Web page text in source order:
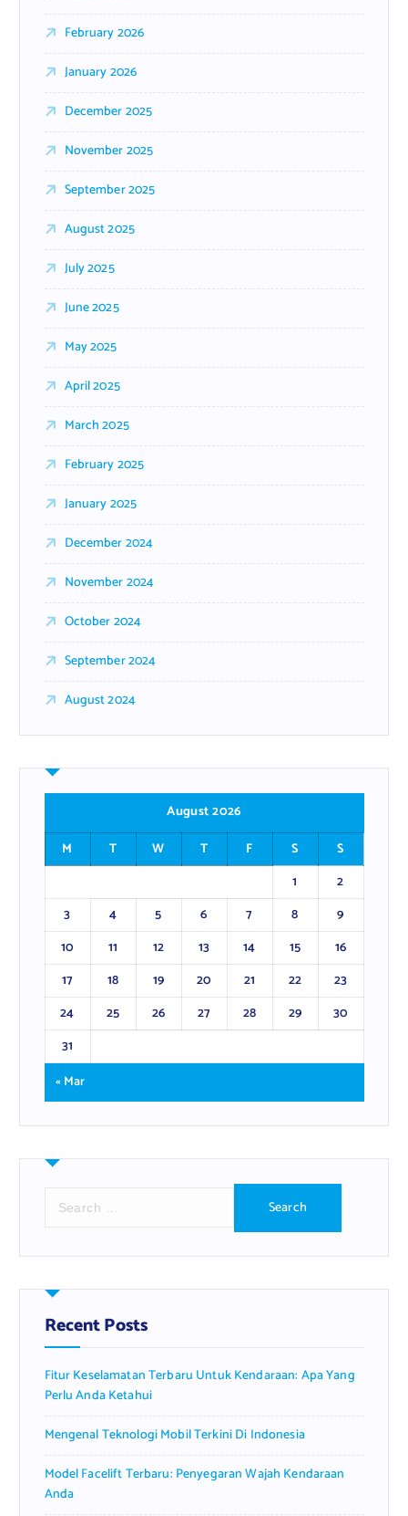
February 2026
January 2026
December 2025
November 2025
September 2025
August 2025
July 2025
June 2025
May 2025
April 2025
March 2025
February 2025
January 2025
December 2024
November 2024
October 2024
September 2024
August 2024
August 2026
M
T W T F S
S
1
2
3
4 5 6 7 8
9
10
11 12 13 14 15
16
17
18 19 20 21 22
23
24
25 26 27 28 29
30
31
« Mar
r
h
f
o
:
Recent Posts
Fitur Keselamatan Terbaru Untuk Kendaraan: Apa Yang
Perlu Anda Ketahui
Mengenal Teknologi Mobil Terkini Di Indonesia
Model Facelift Terbaru: Penyegaran Wajah Kendaraan
Anda